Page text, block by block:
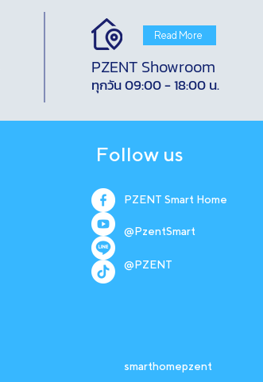
Read More
PZENT Showroom
ทุกวัน 09:00 - 18:00 น.
Follow us
PZENT Smart Home
@PzentSmart
@PZENT
smarthomepzent